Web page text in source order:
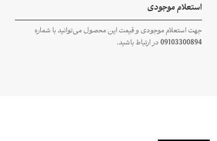
استعلام موجودی
جهت استعلام موجودی و قیمت این محصول می‌توانید با شماره
09103300894در ارتباط باشید.